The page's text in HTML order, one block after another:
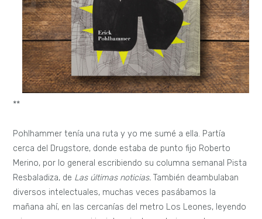
**
Pohlhammer tenía una ruta y yo me sumé a ella. Partía
cerca del Drugstore, donde estaba de punto fijo Roberto
Merino, por lo general escribiendo su columna semanal Pista
Resbaladiza, de Las últimas noticias. También deambulaban
diversos intelectuales, muchas veces pasábamos la
mañana ahí, en las cercanías del metro Los Leones, leyendo